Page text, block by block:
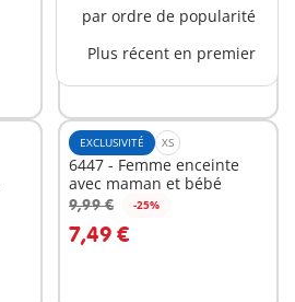
par ordre de popularité
Plus récent en premier
119,99 € -25%
89,99 €
Au panier
EXCLUSIVITÉ XS
6447 - Femme enceinte
avec maman et bébé
9,99 € -25%
7,49 €
Au panier